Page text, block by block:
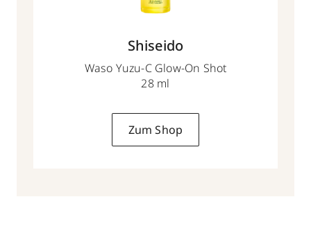
Shiseido
Waso Yuzu-C Glow-On Shot
28 ml
Zum Shop